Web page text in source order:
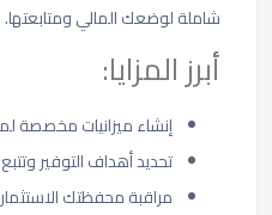
شاملة لوضعك المالي ومتابعتها.
أبرز المزايا:
إنشاء ميزانيات مخصصة
تحديد أهداف التوفير
مراقبة محفظتك